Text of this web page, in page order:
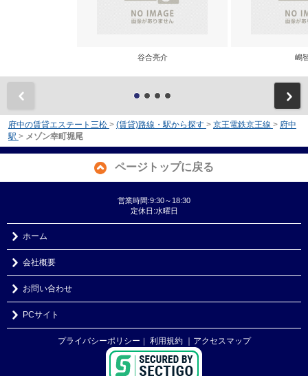
谷合亮介 嶋
府中の賃貸エステート三松 > (賃貸)路線・駅から探す > 京王電鉄京王線 > 府中
駅 > メゾン幸町堀尾
ページトップに戻る
営業時間:9:30～18:30
定休日:水曜日
ホーム
会社概要
お問い合わせ
PCサイト
プライバシーポリシー 利用規約 ｜アクセスマップ